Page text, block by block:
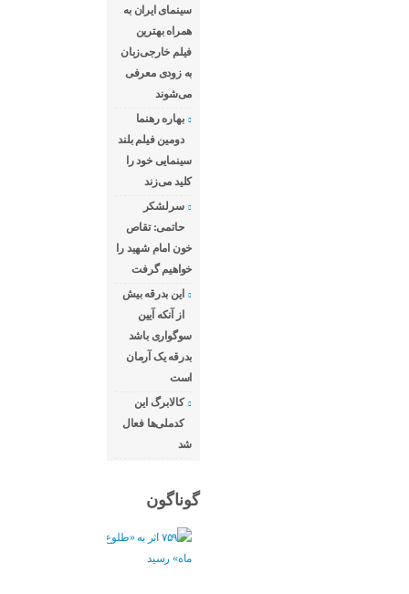
سینمای ایران به
همراه بهترین
فیلم خارجی‌زبان
به زودی معرفی
می‌شوند
بهاره رهنما
دومین فیلم بلند
سینمایی خود را
کلید می‌زند
سرلشکر
حاتمی: تقاص
خون امام شهید را
خواهیم گرفت
این بدرقه بیش
از آنکه آیین
سوگواری باشد
بدرقه یک آرمان
است
کالابرگ این
کدملی‌ها فعال
شد
گوناگون